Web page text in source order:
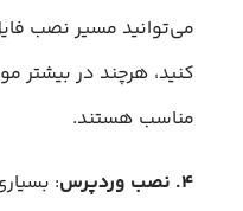
می‌توانید مسیر نصب
کنید، هرچند در بیشتر
مناسب هستند.
۴. نصب وردپرس
: